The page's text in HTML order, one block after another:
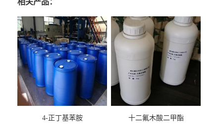
相关产品：
4-正丁基苯胺 十二氟木酸二甲酯